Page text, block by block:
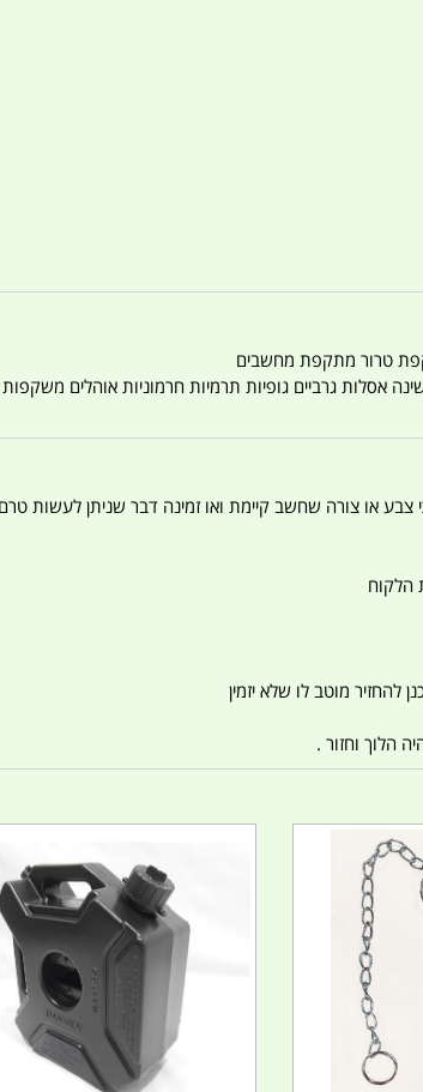
אסלות גרביים גופיות תרמיות חרמוניות אוהלים
צבע או צורה שחשב קיימת ואו זמינה דבר שניתן לעשות
הלקוח
להחזיר מוטב לו שלא יזמין
הלוך וחזור .